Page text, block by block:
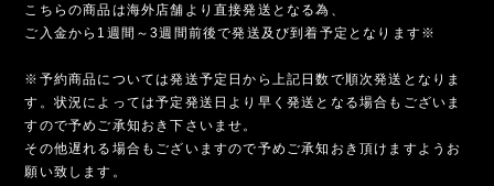
こちらの商品は海外店舗より直接発送となる為、
ご入金から1週間～3週間前後で発送及び到着予定となります※
※予約商品については発送予定日から上記日数で順次発送となりま
す。状況によっては予定発送日より早く発送となる場合もございま
すので予めご承知おき下さいませ。
その他遅れる場合もございますので予めご承知おき頂けますようお
願い致します。